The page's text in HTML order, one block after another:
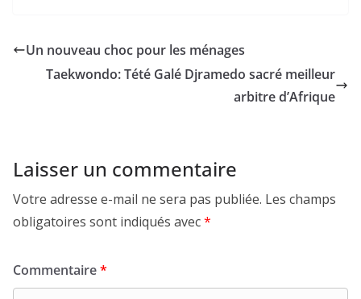
Un nouveau choc pour les ménages
Taekwondo: Tété Galé Djramedo sacré meilleur
arbitre d’Afrique
Laisser un commentaire
Votre adresse e-mail ne sera pas publiée. Les champs
obligatoires sont indiqués avec*
Commentaire*